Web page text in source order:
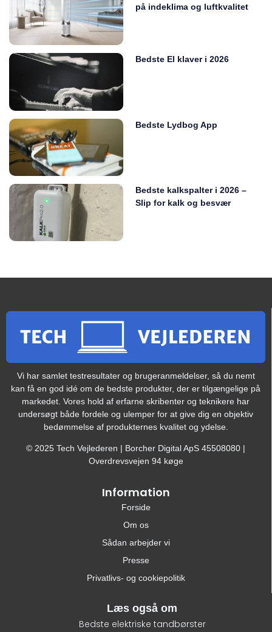
på indeklima og luftkvalitet
Bedste El klaver i 2026
Bedste Lydbog App
Bedste kalkspalter i 2026 –
Slip for kalk og besvær
Vi har samlet testresultater og brugeranmeldelser, så du nemt
kan få en god idé om de bedste produkter, der er tilgængelige på
markedet. Vores hold af erfarne skribenter og teknikere har
undersøgt både fordele og ulemper for at give dig en objektiv
bedømmelse af produkternes kvalitet og ydelse.
© 2025 Tech Vejlederen | Borcher Digital ApS 45508080 |
Overdrevsvejen 94 køge
Information
Forside
Om os
Sådan arbejder vi
Presse
Privatlivs- og cookiepolitik
Læs også om
Bedste elektriske tandbørster